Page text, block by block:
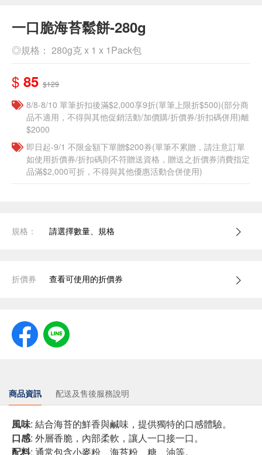
一口脆海苔鬆餅-280g
◎規格： 280g克 x 1 x 1Pack包
$ 85 $129
8/8-8/10 單筆折扣後滿$2,000享9折(單筆上限折$500)(部分商
品不適用，不得與其他促銷活動/加價購/折價券/折扣碼併用)離
$2000
即日起-9/1 不限金額下單贈$200券(單筆不累贈，請注意訂單
如使用折價券/折扣碼則不符贈送資格，贈送之折價券消費指定
品滿$2,000可折，不得與其他優惠活動合併使用)
規格： 請選擇數量、規格
折價券 查看可使用的折價券
商品資訊 配送及售後服務說明
風味: 結合海苔的鮮香與鹹味，提供獨特的口感體驗。
口感: 外層香脆，內部柔軟，讓人一口接一口。
配料: 通常包含小麥粉、海苔粉、糖、油等。